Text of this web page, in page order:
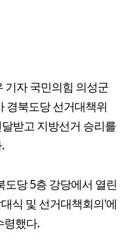
기자 국민의힘 의성군
경북도당 선거대책위
받고 지방선거 승리를
당 5층 강당에서 열린
식 및 선거대책회의'에
령했다.